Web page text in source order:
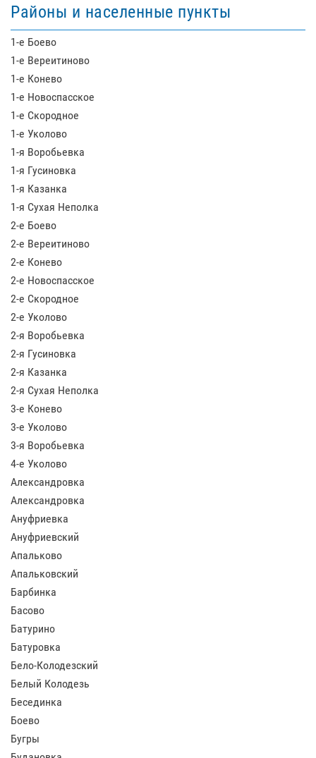
Районы и населенные пункты
1-е Боево
1-е Вереитиново
1-е Конево
1-е Новоспасское
1-е Скородное
1-е Уколово
1-я Воробьевка
1-я Гусиновка
1-я Казанка
1-я Сухая Неполка
2-е Боево
2-е Вереитиново
2-е Конево
2-е Новоспасское
2-е Скородное
2-е Уколово
2-я Воробьевка
2-я Гусиновка
2-я Казанка
2-я Сухая Неполка
3-е Конево
3-е Уколово
3-я Воробьевка
4-е Уколово
Александровка
Александровка
Ануфриевка
Ануфриевский
Апальково
Апальковский
Барбинка
Басово
Батурино
Батуровка
Бело-Колодезский
Белый Колодезь
Бесединка
Боево
Бугры